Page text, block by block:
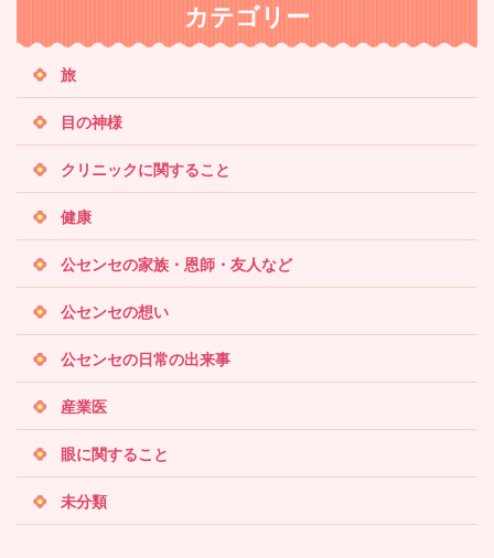
索
カテゴリー
旅
目の神様
クリニックに関すること
健康
公センセの家族・恩師・友人など
公センセの想い
公センセの日常の出来事
産業医
眼に関すること
未分類